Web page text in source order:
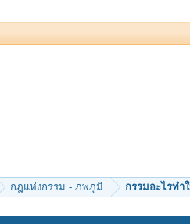
กฎแห่งกรรม - ภพภูมิ กรรมอะไรทำ